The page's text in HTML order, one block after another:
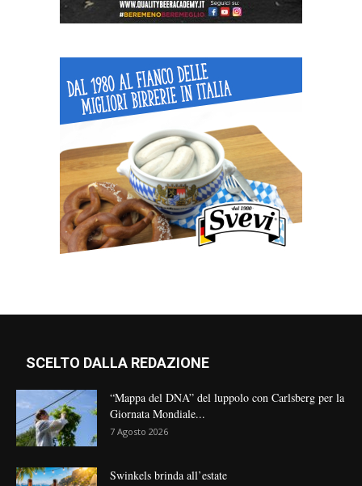
SCELTO DALLA REDAZIONE
“Mappa del DNA” del luppolo con Carlsberg per la
Giornata Mondiale...
7 Agosto 2026
Swinkels brinda all’estate